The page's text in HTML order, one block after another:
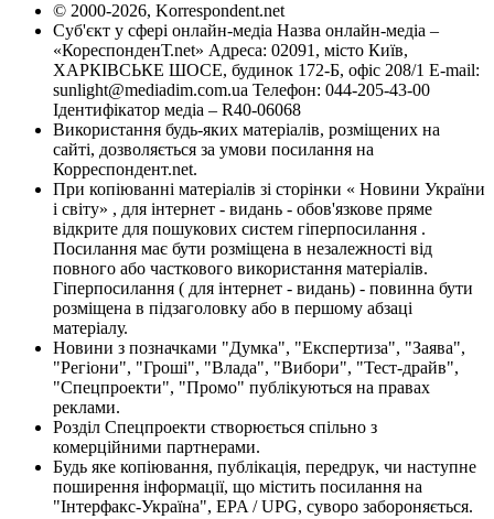
© 2000-2026, Korrespondent.net
Суб'єкт у сфері онлайн-медіа Назва онлайн-медіа –
«КореспонденТ.net» Адреса: 02091, місто Київ,
ХАРКІВСЬКЕ ШОСЕ, будинок 172-Б, офіс 208/1 E-mail:
sunlight@mediadim.com.ua Телефон: 044-205-43-00
Ідентифікатор медіа – R40-06068
Використання будь-яких матеріалів, розміщених на
сайті, дозволяється за умови посилання на
Корреспондент.net.
При копіюванні матеріалів зі сторінки « Новини України
і світу» , для інтернет - видань - обов'язкове пряме
відкрите для пошукових систем гіперпосилання .
Посилання має бути розміщена в незалежності від
повного або часткового використання матеріалів.
Гіперпосилання ( для інтернет - видань) - повинна бути
розміщена в підзаголовку або в першому абзаці
матеріалу.
Новини з позначками "Думка", "Експертиза", "Заява",
"Регіони", "Гроші", "Влада", "Вибори", "Тест-драйв",
"Спецпроекти", "Промо" публікуються на правах
реклами.
Розділ Спецпроекти створюється спільно з
комерційними партнерами.
Будь яке копіювання, публікація, передрук, чи наступне
поширення інформації, що містить посилання на
"Інтерфакс-Україна", EPA / UPG, суворо забороняється.